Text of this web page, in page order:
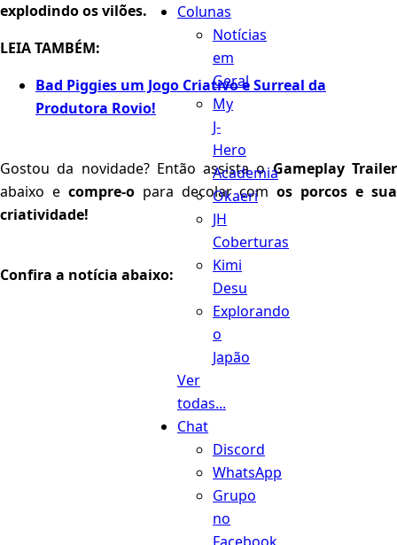
Colunas
Notícias
em
Geral
My
J-
Hero
Academia
Okaeri
JH
Coberturas
Kimi
Desu
Explorando
o
Japão
Ver
todas...
Chat
Discord
WhatsApp
Grupo
no
explodindo os vilões.
LEIA TAMBÉM:
Bad Piggies um Jogo Criativo e Surreal da
Produtora Rovio!
Gostou da novidade? Então assista oGameplay Trailer
abaixo e compre-o para decolar comos porcos e sua
criatividade!
Confira a notícia abaixo: